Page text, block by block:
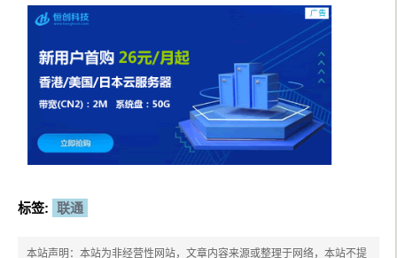
标签: 联通
本站声明：本站为非经营性网站，文章内容来源或整理于网络，本站不提